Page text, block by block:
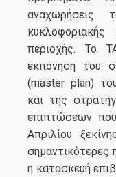
περιοχής. Το
εκπόνηση του
(master plan)
και της
επιπτώσεων
Απριλίου
σημαντικότερες
η κατασκευή